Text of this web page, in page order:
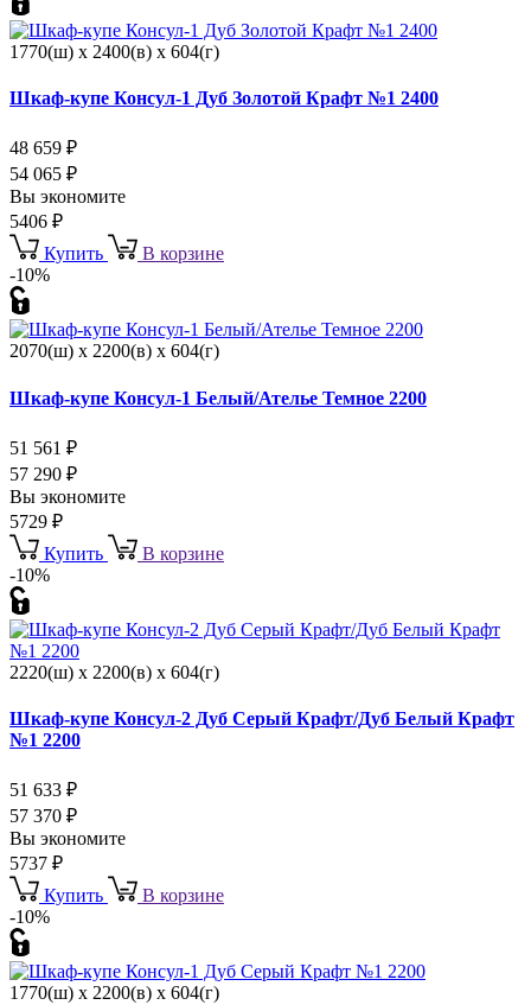
1770(ш) x 2400(в) x 604(г)
Шкаф-купе Консул-1 Дуб Золотой Крафт №1 2400
48 659 ₽
54 065 ₽
Вы экономите
5406 ₽
Купить
В корзине
-10%
2070(ш) x 2200(в) x 604(г)
Шкаф-купе Консул-1 Белый/Ателье Темное 2200
51 561 ₽
57 290 ₽
Вы экономите
5729 ₽
Купить
В корзине
-10%
2220(ш) x 2200(в) x 604(г)
Шкаф-купе Консул-2 Дуб Серый Крафт/Дуб Белый Крафт
№1 2200
51 633 ₽
57 370 ₽
Вы экономите
5737 ₽
Купить
В корзине
-10%
1770(ш) x 2200(в) x 604(г)